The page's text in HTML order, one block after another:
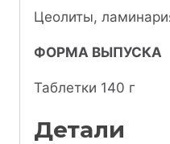
Цеолиты,
ФОРМА ВЫПУСКА
Таблетки 140 г
Детали